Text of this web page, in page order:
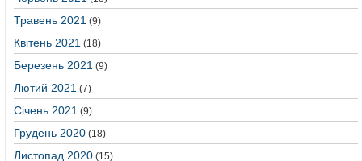
Травень 2021 (9)
Квітень 2021 (18)
Березень 2021 (9)
Лютий 2021 (7)
Січень 2021 (9)
Грудень 2020 (18)
Листопад 2020 (15)